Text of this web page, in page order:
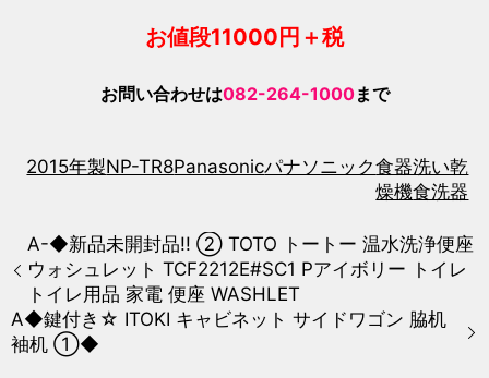
お値段11000 円＋税
お問い合わせは082-264-1000まで
2015年製NP-TR8Panasonicパナソニック食器洗い乾
燥機食洗器
A-◆新品未開封品!! ② TOTO トートー 温水洗浄便座
ウォシュレット TCF2212E#SC1 Pアイボリー トイレ
トイレ用品 家電 便座 WASHLET
A◆鍵付き☆ ITOKI キャビネット サイドワゴン 脇机
袖机 ①◆